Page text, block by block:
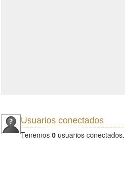
Usuarios conectados
Tenemos 0 usuarios conectados.